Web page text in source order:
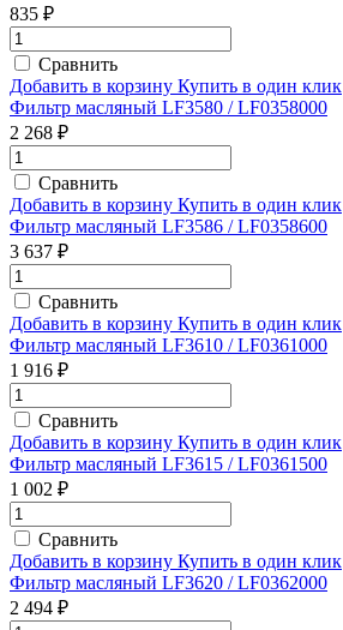
835 ₽
Сравнить
Добавить в корзину Купить в один клик
Фильтр масляный LF3580 / LF0358000
2 268 ₽
Сравнить
Добавить в корзину Купить в один клик
Фильтр масляный LF3586 / LF0358600
3 637 ₽
Сравнить
Добавить в корзину Купить в один клик
Фильтр масляный LF3610 / LF0361000
1 916 ₽
Сравнить
Добавить в корзину Купить в один клик
Фильтр масляный LF3615 / LF0361500
1 002 ₽
Сравнить
Добавить в корзину Купить в один клик
Фильтр масляный LF3620 / LF0362000
2 494 ₽